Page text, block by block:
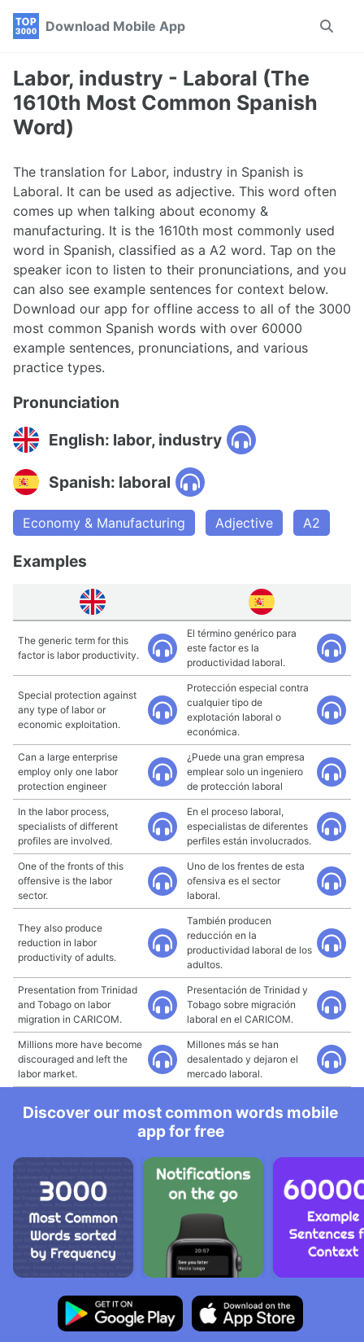
Skip
navigation
Skip
Skip
Download Mobile App
Toggle
Labor, industry - Laboral (The
1610th Most Common Spanish
Word)
The translation for Labor, industry in Spanish is
Laboral. It can be used as adjective. This word often
comes up when talking about economy &
manufacturing. It is the 1610th most commonly used
word in Spanish, classified as a A2 word. Tap on the
speaker icon to listen to their pronunciations, and you
can also see example sentences for context below.
Download our app for offline access to all of the 3000
most common Spanish words with over 60000
example sentences, pronunciations, and various
practice types.
Pronunciation
English: labor, industry
Spanish: laboral
Economy & Manufacturing Adjective A2
Examples
The generic term for this
factor is labor productivity.
El término genérico para
este factor es la
productividad laboral.
Special protection against
any type of labor or
economic exploitation.
Protección especial contra
cualquier tipo de
explotación laboral o
económica.
Can a large enterprise
employ only one labor
protection engineer
¿Puede una gran empresa
emplear solo un ingeniero
de protección laboral
In the labor process,
specialists of different
profiles are involved.
En el proceso laboral,
especialistas de diferentes
perfiles están involucrados.
One of the fronts of this
offensive is the labor
sector.
Uno de los frentes de esta
ofensiva es el sector
laboral.
They also produce
reduction in labor
productivity of adults.
También producen
reducción en la
productividad laboral de los
adultos.
Presentation from Trinidad
and Tobago on labor
migration in CARICOM.
Presentación de Trinidad y
Tobago sobre migración
laboral en el CARICOM.
Millions more have become
discouraged and left the
labor market.
Millones más se han
desalentado y dejaron el
mercado laboral.
Discover our most common words mobile
app for free